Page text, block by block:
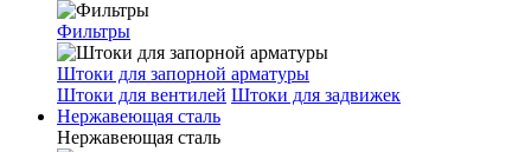
Фильтры
Штоки для запорной арматуры
Штоки для вентилей Штоки для задвижек
Нержавеющая сталь
Нержавеющая сталь